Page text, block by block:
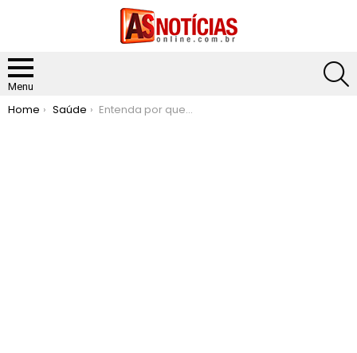
Menu
You are here:
Home Saúde Entenda por que os exercícios são úteis contra a ansiedade e depressão